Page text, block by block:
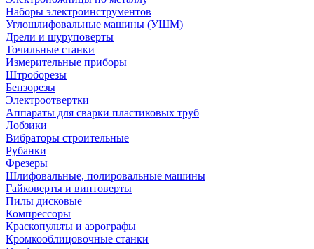
Наборы электроинструментов
Углошлифовальные машины (УШМ)
Дрели и шуруповерты
Точильные станки
Измерительные приборы
Штроборезы
Бензорезы
Электроотвертки
Аппараты для сварки пластиковых труб
Лобзики
Вибраторы строительные
Рубанки
Фрезеры
Шлифовальные, полировальные машины
Гайковерты и винтоверты
Пилы дисковые
Компрессоры
Краскопульты и аэрографы
Кромкооблицовочные станки